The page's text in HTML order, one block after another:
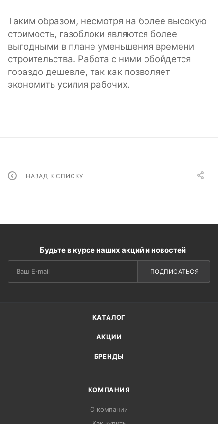
Таким образом, несмотря на более высокую
стоимость, газоблоки являются более
выгодными в плане уменьшения времени
строительства. Работа с ними обойдется
гораздо дешевле, так как позволяет
экономить усилия рабочих.
НАЗАД К СПИСКУ
Будьте в курсе наших акций и новостей
ПОДПИСАТЬСЯ
КАТАЛОГ
АКЦИИ
БРЕНДЫ
КОМПАНИЯ
О компании